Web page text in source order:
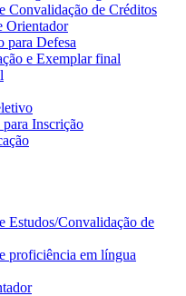
Convalidação de Créditos
Orientador
para Defesa
e Exemplar final
Inscrição
Estudos/Convalidação de
proficiência em língua